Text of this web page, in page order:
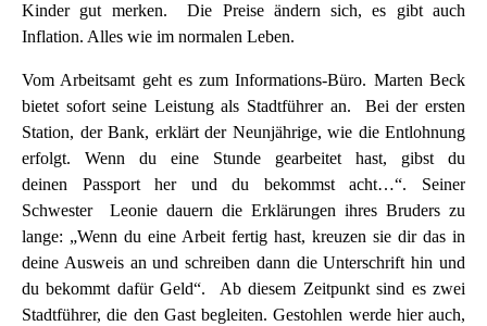
Kinder gut merken. Die Preise ändern sich, es gibt auch
Inflation. Alles wie im normalen Leben.
Vom Arbeitsamt geht es zum Informations-Büro. Marten Beck
bietet sofort seine Leistung als Stadtführer an. Bei der ersten
Station, der Bank, erklärt der Neunjährige, wie die Entlohnung
erfolgt. Wenn du eine Stunde gearbeitet hast, gibst du
deinen Passport her und du bekommst acht…“. Seiner
Schwester Leonie dauern die Erklärungen ihres Bruders zu
lange: „Wenn du eine Arbeit fertig hast, kreuzen sie dir das in
deine Ausweis an und schreiben dann die Unterschrift hin und
du bekommt dafür Geld“. Ab diesem Zeitpunkt sind es zwei
Stadtführer, die den Gast begleiten. Gestohlen werde hier auch,